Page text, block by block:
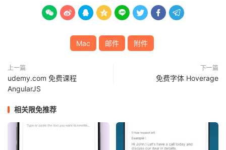
       
Mac 邮件 附件
上一篇
udemy.com 免费课程
AngularJS
下一篇
免费字体 Hoverage
相关限免推荐